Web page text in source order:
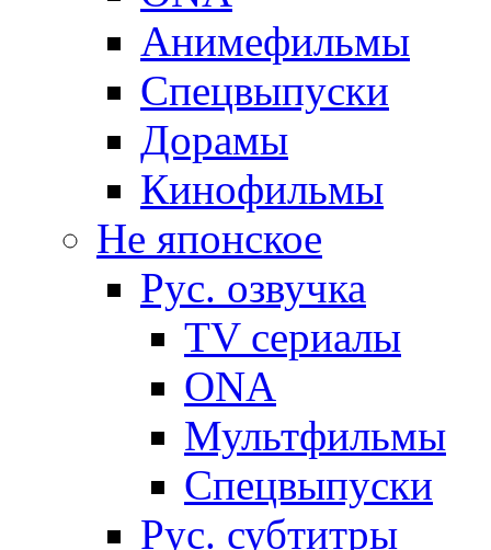
Анимефильмы
Спецвыпуски
Дорамы
Кинофильмы
Не японское
Рус. озвучка
TV сериалы
ONA
Мультфильмы
Спецвыпуски
Рус. субтитры